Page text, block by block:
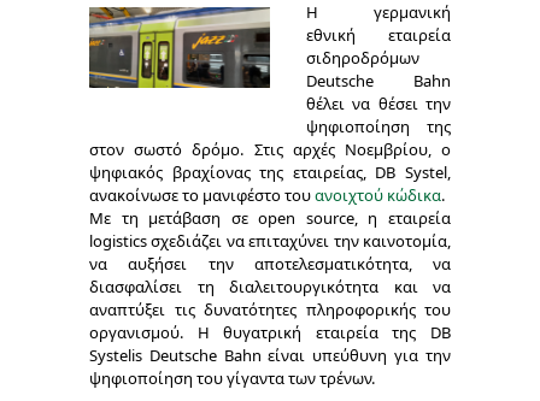
Η γερμανική
εθνική εταιρεία
σιδηροδρόμων
Deutsche Bahn
θέλει να θέσει την
ψηφιοποίηση της
στον σωστό δρόμο. Στις αρχές Νοεμβρίου, ο
ψηφιακός βραχίονας της εταιρείας, DB Systel,
ανακοίνωσε το μανιφέστο τουανοιχτού κώδικα.
Με τη μετάβαση σε open source, η εταιρεία
logistics σχεδιάζει να επιταχύνει την καινοτομία,
να αυξήσει την αποτελεσματικότητα, να
διασφαλίσει τη διαλειτουργικότητα και να
αναπτύξει τις δυνατότητες πληροφορικής του
οργανισμού. Η θυγατρική εταιρεία της DB
Systelis Deutsche Bahn είναι υπεύθυνη για την
ψηφιοποίηση του γίγαντα των τρένων.